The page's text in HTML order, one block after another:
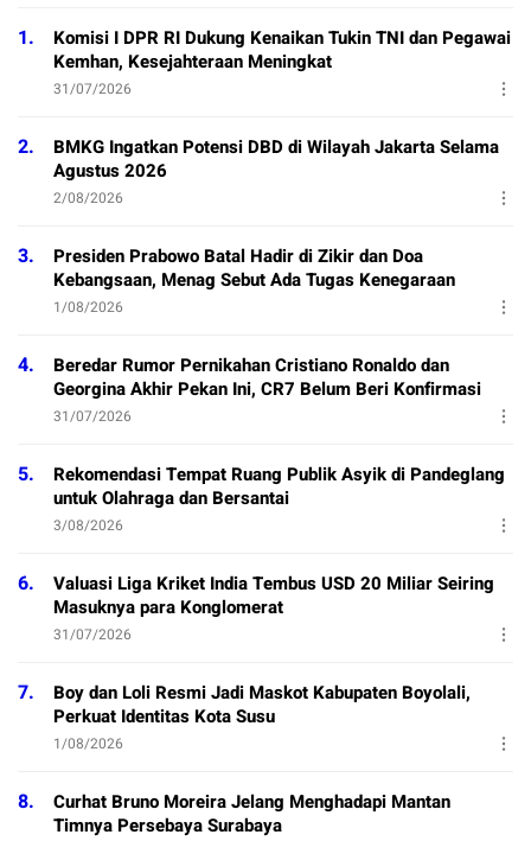
1.
Komisi I DPR RI Dukung Kenaikan Tukin TNI dan Pegawai
Kemhan, Kesejahteraan Meningkat
31/07/2026
2.
BMKG Ingatkan Potensi DBD di Wilayah Jakarta Selama
Agustus 2026
2/08/2026
3.
Presiden Prabowo Batal Hadir di Zikir dan Doa
Kebangsaan, Menag Sebut Ada Tugas Kenegaraan
1/08/2026
4.
Beredar Rumor Pernikahan Cristiano Ronaldo dan
Georgina Akhir Pekan Ini, CR7 Belum Beri Konfirmasi
31/07/2026
5.
Rekomendasi Tempat Ruang Publik Asyik di Pandeglang
untuk Olahraga dan Bersantai
3/08/2026
6.
Valuasi Liga Kriket India Tembus USD 20 Miliar Seiring
Masuknya para Konglomerat
31/07/2026
7.
Boy dan Loli Resmi Jadi Maskot Kabupaten Boyolali,
Perkuat Identitas Kota Susu
1/08/2026
8.
Curhat Bruno Moreira Jelang Menghadapi Mantan
Timnya Persebaya Surabaya